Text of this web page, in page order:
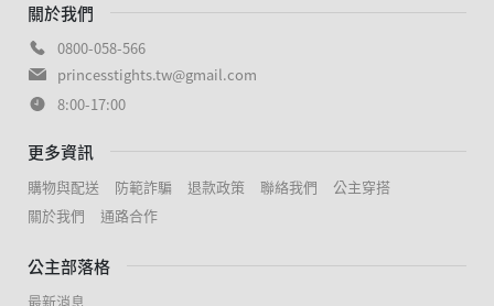
關於我們
0800-058-566
princesstights.tw@gmail.com
8:00-17:00
更多資訊
購物與配送 防範詐騙 退款政策 聯絡我們
公主穿搭
關於我們
通路合作
公主部落格
最新消息